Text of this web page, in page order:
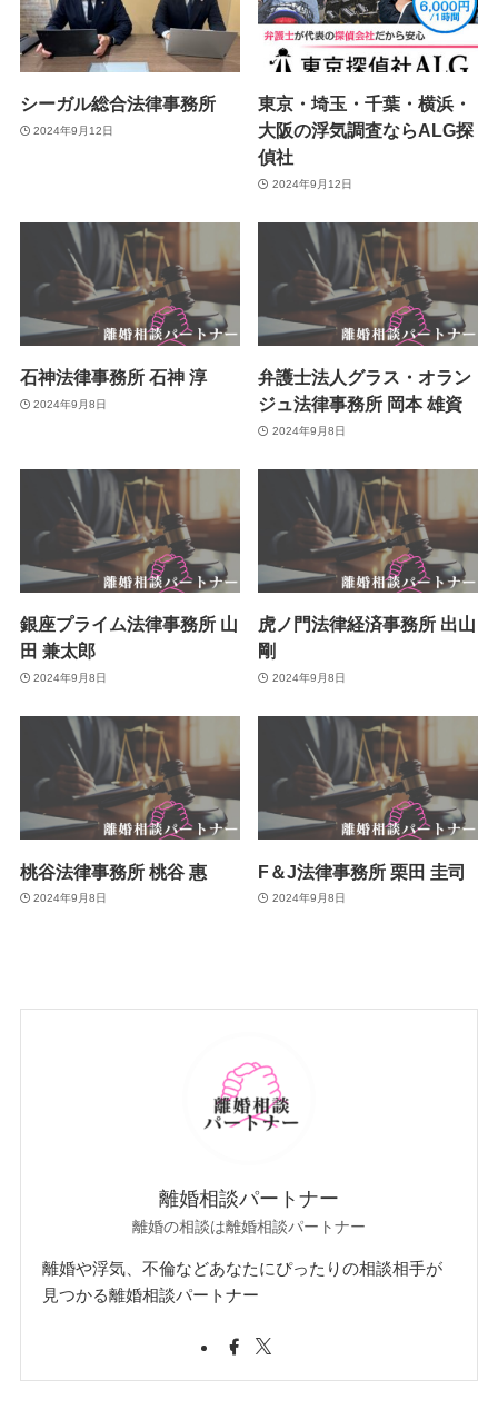
シーガル総合法律事務所
2024年9月12日
東京・埼玉・千葉・横浜・
大阪の浮気調査ならALG探
偵社
2024年9月12日
石神法律事務所 石神 淳
2024年9月8日
弁護士法人グラス・オラン
ジュ法律事務所 岡本 雄資
2024年9月8日
銀座プライム法律事務所 山
田 兼太郎
2024年9月8日
虎ノ門法律経済事務所 出山
剛
2024年9月8日
桃谷法律事務所 桃谷 惠
2024年9月8日
F＆J法律事務所 栗田 圭司
2024年9月8日
離婚相談パートナー
離婚の相談は離婚相談パートナー
離婚や浮気、不倫などあなたにぴったりの相談相手が
見つかる離婚相談パートナー